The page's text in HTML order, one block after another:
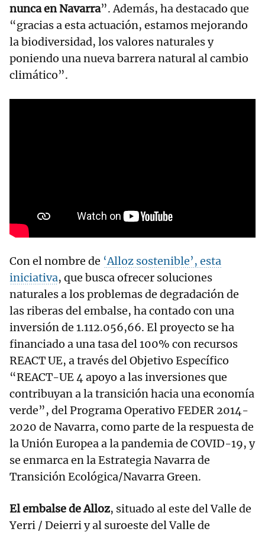
nunca en Navarra”. Además, ha destacado que
“gracias a esta actuación, estamos mejorando
la biodiversidad, los valores naturales y
poniendo una nueva barrera natural al cambio
climático”.
Con el nombre de ‘Alloz sostenible’, esta
iniciativa, que busca ofrecer soluciones
naturales a los problemas de degradación de
las riberas del embalse, ha contado con una
inversión de 1.112.056,66. El proyecto se ha
financiado a una tasa del 100% con recursos
REACT UE, a través del Objetivo Específico
“REACT-UE 4 apoyo a las inversiones que
contribuyan a la transición hacia una economía
verde”, del Programa Operativo FEDER 2014-
2020 de Navarra, como parte de la respuesta de
la Unión Europea a la pandemia de COVID-19, y
se enmarca en la Estrategia Navarra de
Transición Ecológica/Navarra Green.
El embalse de Alloz, situado al este del Valle de
Yerri / Deierri y al suroeste del Valle de